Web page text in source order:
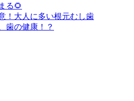
る🌻
！大人に多い根元むし歯
歯の健康！？